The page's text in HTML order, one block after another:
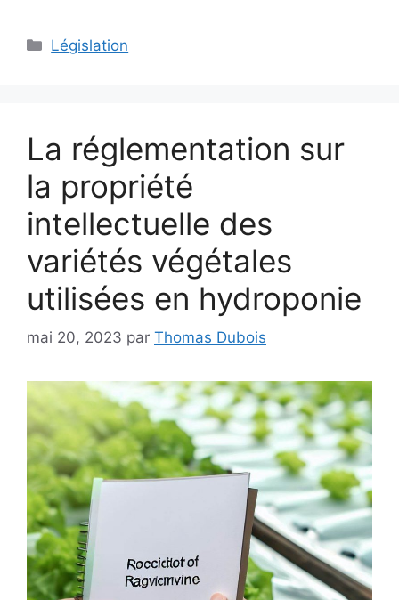
Catégories
Législation
La réglementation sur
la propriété
intellectuelle des
variétés végétales
utilisées en hydroponie
mai 20, 2023 par Thomas Dubois